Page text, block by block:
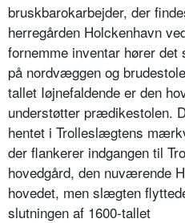
bruskbarokarbejder, der
herregården Holckenhavn
fornemme inventar hører
på nordvæggen og
tallet Iøjnefaldende er den
understøtter prædikestolen.
hentet i Trolleslægtens
der flankerer indgangen til
hovedgård, den nuværende
hovedet, men slægten
slutningen af 1600-tallet